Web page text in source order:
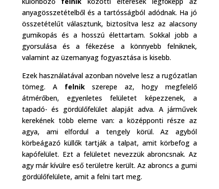
anyagösszetételből és a tartósságból adódnak. Ha jó
összetételűt választunk, biztosítva lesz az alacsony
gumikopás és a hosszú élettartam. Sokkal jobb a
gyorsulása és a fékezése a könnyebb felniknek,
valamint az üzemanyag fogyasztása is kisebb.
Ezek használatával azonban növelve lesz a rugózatlan
tömeg. A felnikszerepe az, hogy megfelelő
átmérőben, egyenletes felületet képezzenek, a
tapadó- és gördülőfelület alapját adva. A járművek
kerekének több eleme van: a középponti része az
agya, ami elfordul a tengely körül. Az agyból
körbeágazó küllők tartják a talpat, amit körbefog a
kapófelület. Ezt a felületet nevezzük abroncsnak. Az
agy már kívülre eső területre került. Az abroncs a gumi
gördülőfelülete, amit a felni tart meg.